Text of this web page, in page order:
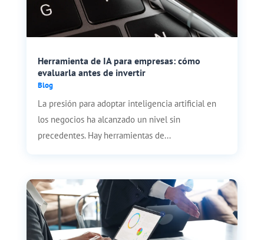
Herramienta de IA para empresas: cómo
evaluarla antes de invertir
Blog
La presión para adoptar inteligencia artificial en
los negocios ha alcanzado un nivel sin
precedentes. Hay herramientas de...